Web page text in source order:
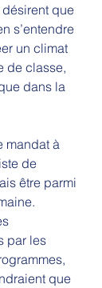
que
s’entendre
un climat
de classe,
dans la
mandat à
de
être parmi
par les
que